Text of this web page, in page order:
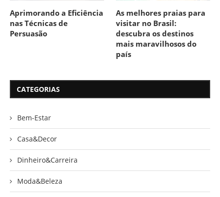
Aprimorando a Eficiência
nas Técnicas de
Persuasão
As melhores praias para
visitar no Brasil:
descubra os destinos
mais maravilhosos do
país
CATEGORIAS
Bem-Estar
Casa&Decor
Dinheiro&Carreira
Moda&Beleza